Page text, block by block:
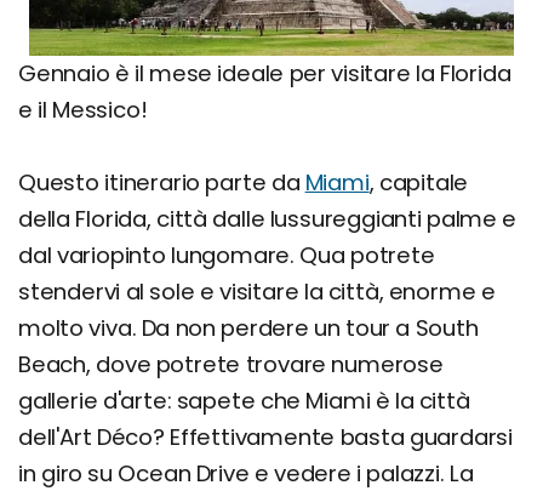
Gennaio è il mese ideale per visitare la Florida
e il Messico!
Questo itinerario parte da Miami, capitale
della Florida, città dalle lussureggianti palme e
dal variopinto lungomare. Qua potrete
stendervi al sole e visitare la città, enorme e
molto viva. Da non perdere un tour a South
Beach, dove potrete trovare numerose
gallerie d'arte: sapete che Miami è la città
dell'Art Déco? Effettivamente basta guardarsi
in giro su Ocean Drive e vedere i palazzi. La